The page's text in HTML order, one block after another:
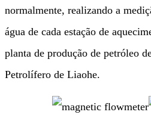
normalmente, realizando a
água de cada estação de
planta de produção de petróleo
Petrolífero de Liaohe.